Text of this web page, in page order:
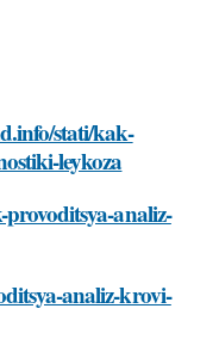
stati/kak-
leykoza
analiz-
analiz-krovi-